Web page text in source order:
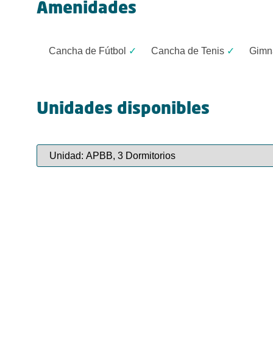
Amenidades
Cancha de Fútbol ✓ Cancha de Tenis ✓
Unidades disponibles